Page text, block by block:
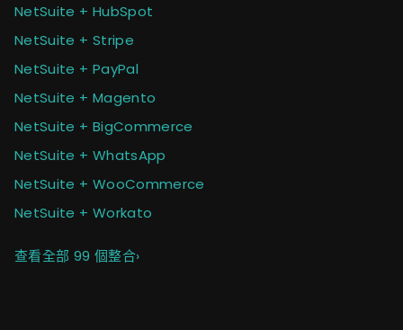
NetSuite + HubSpot
NetSuite + Stripe
NetSuite + PayPal
NetSuite + Magento
NetSuite + BigCommerce
NetSuite + WhatsApp
NetSuite + WooCommerce
NetSuite + Workato
查看全部 99 個整合›